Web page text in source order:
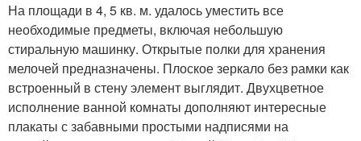
На площади в 4, 5 кв. м. удалось уместить все
необходимые предметы, включая небольшую
стиральную машинку. Открытые полки для хранения
мелочей предназначены. Плоское зеркало без рамки как
встроенный в стену элемент выглядит. Двухцветное
исполнение ванной комнаты дополняют интересные
плакаты с забавными простыми надписями на